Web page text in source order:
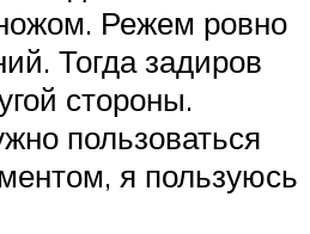
Режем ровно
Тогда задиров
стороны.
пользоваться
я пользуюсь